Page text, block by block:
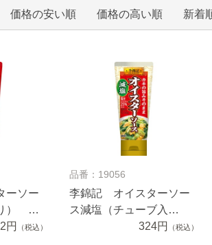
価格の安い順 価格の高い順 新着
ーソー
） ９
円 （税込）
品番：19056
李錦記 オイスターソー
ス減塩（チューブ入
324円 （税込）